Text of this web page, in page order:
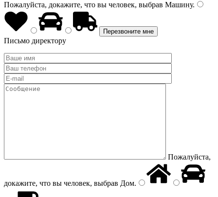
Пожалуйста, докажите, что вы человек, выбрав Машину.
Письмо директору
Пожалуйста,
докажите, что вы человек, выбрав Дом.